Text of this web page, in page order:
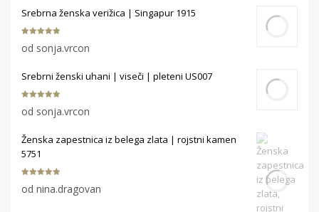
Srebrna ženska verižica | Singapur 1915
od 5
od sonja.vrcon
Srebrni ženski uhani | viseči | pleteni US007
od 5
od sonja.vrcon
Ženska zapestnica iz belega zlata | rojstni kamen
5751
od 5
od nina.dragovan